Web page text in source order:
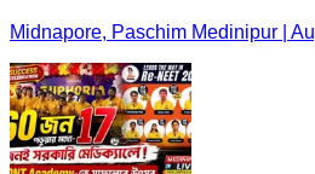
Midnapore, Paschim Medinipur |